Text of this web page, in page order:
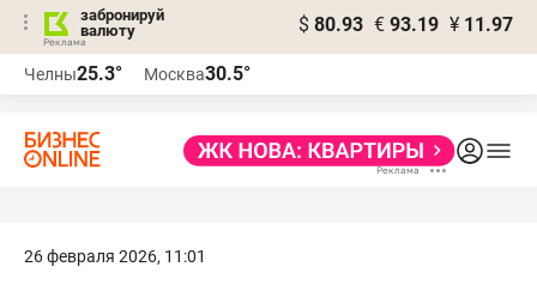
забронируй
валюту
$ 80.93 € 93.19 ¥ 11.97
Челны25.3° Москва30.5°
26 февраля 2026, 11:01